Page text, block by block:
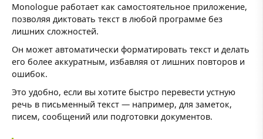
Monologue работает как самостоятельное приложение,
позволяя диктовать текст в любой программе без
лишних сложностей.
Он может автоматически форматировать текст и делать
его более аккуратным, избавляя от лишних повторов и
ошибок.
Это удобно, если вы хотите быстро перевести устную
речь в письменный текст — например, для заметок,
писем, сообщений или подготовки документов.